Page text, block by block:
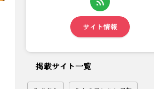
ライズやってんだけど何がいい
のか分からないまま60時間...
サイト情報
掲載サイト一覧